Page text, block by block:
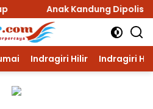
Dipolisikan Orang
Indragiri Hilir Indragiri